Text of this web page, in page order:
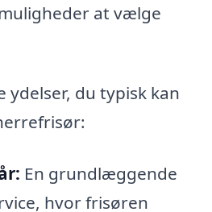
at vælge
ydelser, du typisk kan
En grundlæggende
hvor frisøren